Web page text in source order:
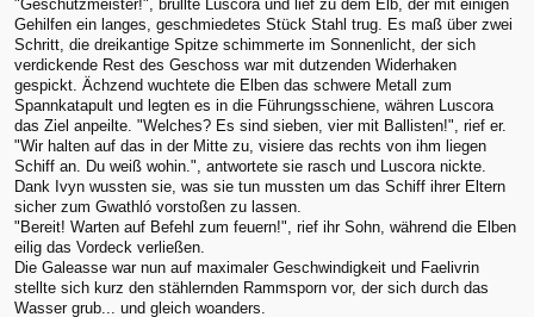
"Geschützmeister!", brüllte Luscora und lief zu dem Elb, der mit einigen
Gehilfen ein langes, geschmiedetes Stück Stahl trug. Es maß über zwei
Schritt, die dreikantige Spitze schimmerte im Sonnenlicht, der sich
verdickende Rest des Geschoss war mit dutzenden Widerhaken
gespickt. Ächzend wuchtete die Elben das schwere Metall zum
Spannkatapult und legten es in die Führungsschiene, währen Luscora
das Ziel anpeilte. "Welches? Es sind sieben, vier mit Ballisten!", rief er.
"Wir halten auf das in der Mitte zu, visiere das rechts von ihm liegen
Schiff an. Du weiß wohin.", antwortete sie rasch und Luscora nickte.
Dank Ivyn wussten sie, was sie tun mussten um das Schiff ihrer Eltern
sicher zum Gwathló vorstoßen zu lassen.
"Bereit! Warten auf Befehl zum feuern!", rief ihr Sohn, während die Elben
eilig das Vordeck verließen.
Die Galeasse war nun auf maximaler Geschwindigkeit und Faelivrin
stellte sich kurz den stählernden Rammsporn vor, der sich durch das
Wasser grub... und gleich woanders.